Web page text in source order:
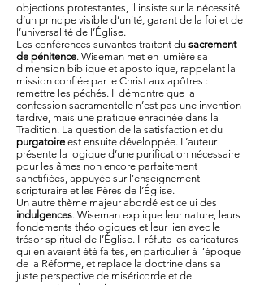
objections protestantes, il insiste sur la nécessité
d’un principe visible d’unité, garant de la foi et de
l’universalité de l’Église.
Les conférences suivantes traitent du sacrement
de pénitence. Wiseman met en lumière sa
dimension biblique et apostolique, rappelant la
mission confiée par le Christ aux apôtres :
remettre les péchés. Il démontre que la
confession sacramentelle n’est pas une invention
tardive, mais une pratique enracinée dans la
Tradition. La question de la satisfaction et du
purgatoire est ensuite développée. L’auteur
présente la logique d’une purification nécessaire
pour les âmes non encore parfaitement
sanctifiées, appuyée sur l’enseignement
scripturaire et les Pères de l’Église.
Un autre thème majeur abordé est celui des
indulgences. Wiseman explique leur nature, leurs
fondements théologiques et leur lien avec le
trésor spirituel de l’Église. Il réfute les caricatures
qui en avaient été faites, en particulier à l’époque
de la Réforme, et replace la doctrine dans sa
juste perspective de miséricorde et de